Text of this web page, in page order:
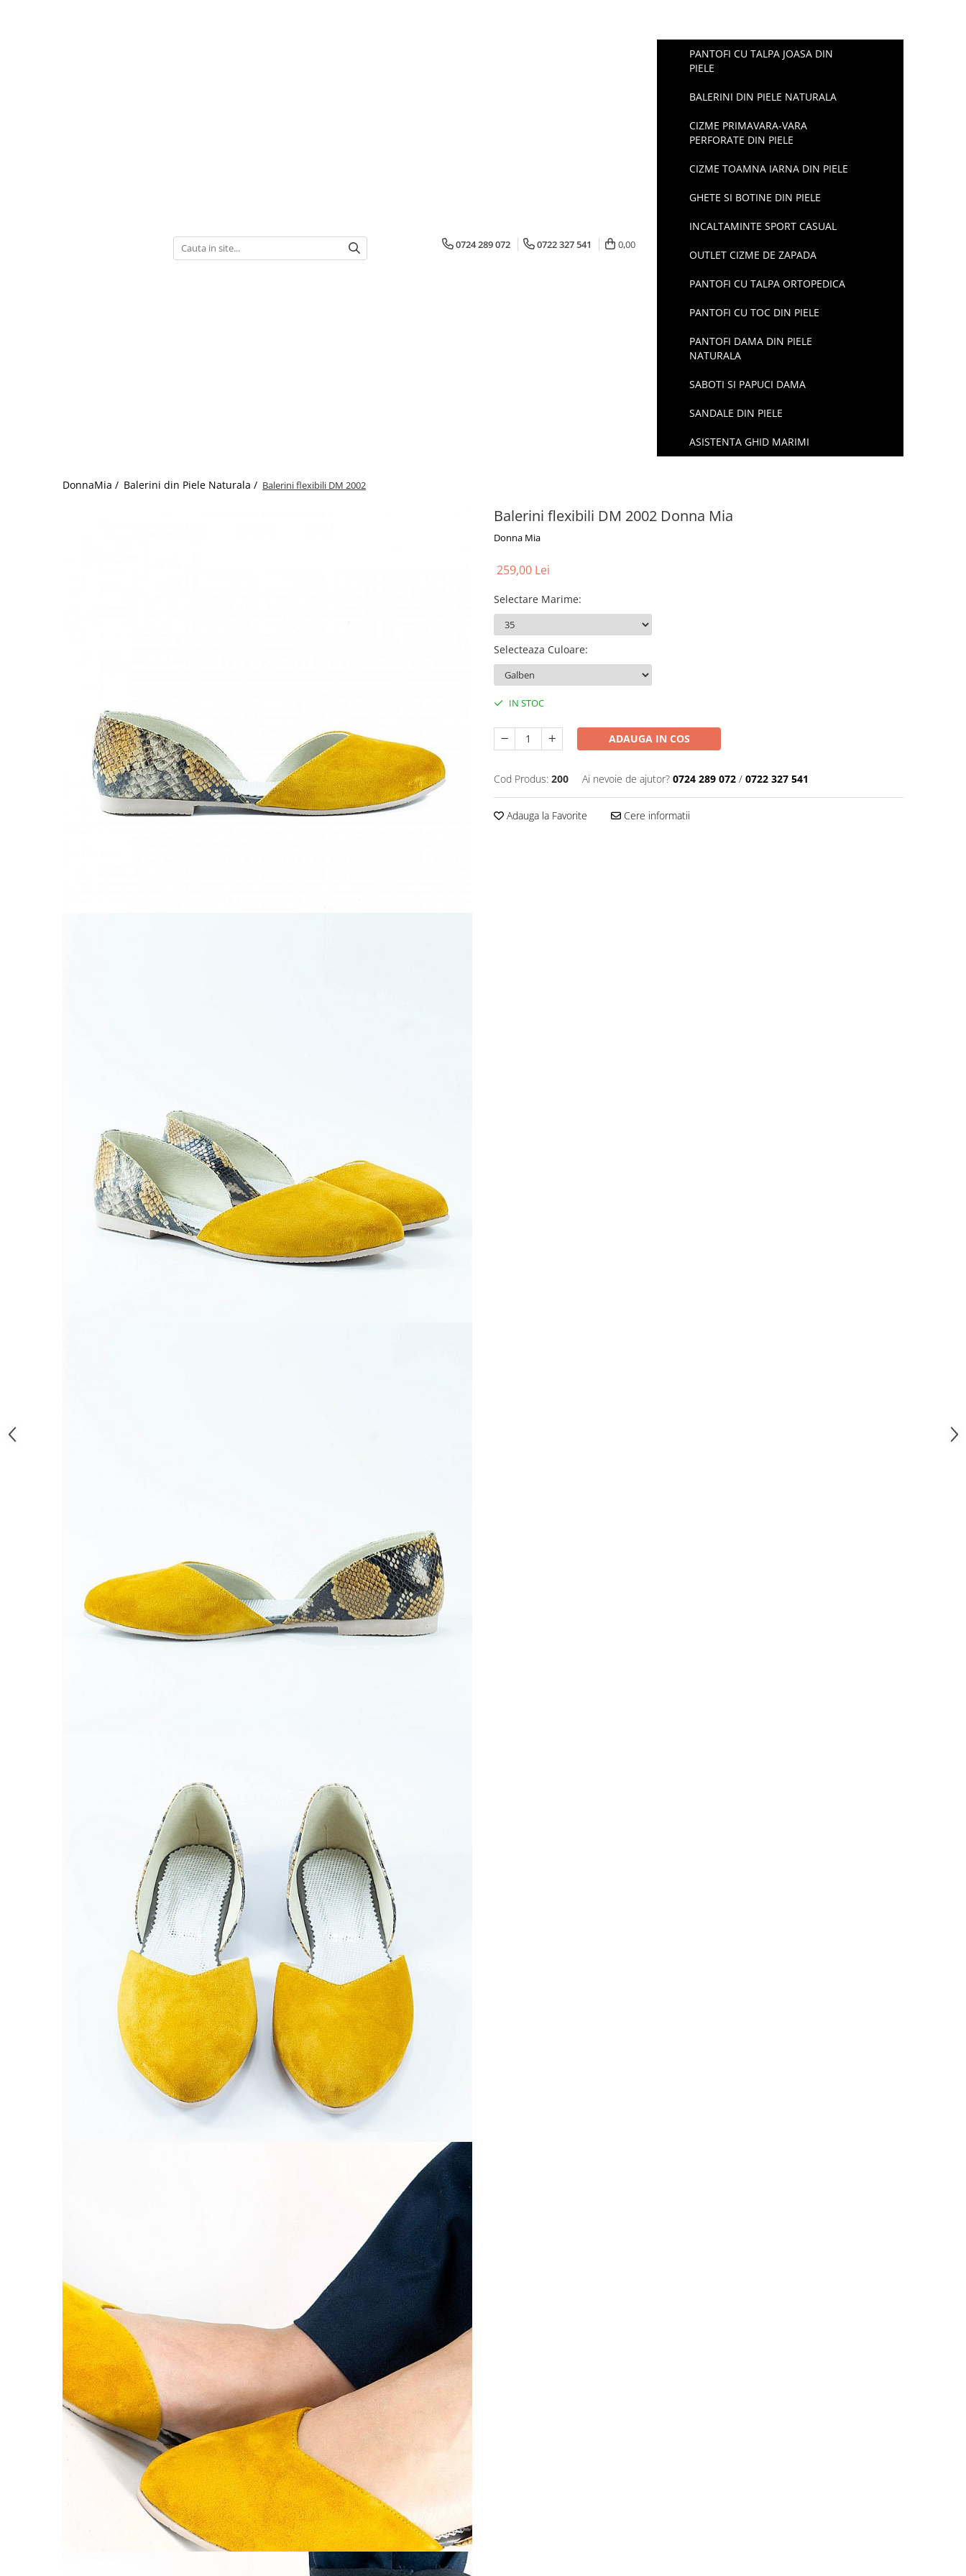
0724 289 072 0722 327 541 0,00
PANTOFI CU TALPA JOASA DIN
PIELE
BALERINI DIN PIELE NATURALA
CIZME PRIMAVARA-VARA
PERFORATE DIN PIELE
CIZME TOAMNA IARNA DIN PIELE
GHETE SI BOTINE DIN PIELE
INCALTAMINTE SPORT CASUAL
OUTLET CIZME DE ZAPADA
PANTOFI CU TALPA ORTOPEDICA
PANTOFI CU TOC DIN PIELE
PANTOFI DAMA DIN PIELE
NATURALA
SABOTI SI PAPUCI DAMA
SANDALE DIN PIELE
ASISTENTA GHID MARIMI
DonnaMia / Balerini din Piele Naturala / Balerini flexibili DM 2002
Balerini flexibili DM 2002 Donna Mia
Donna Mia
259,00 Lei
Selectare Marime:
Selecteaza Culoare:
IN STOC
ADAUGA IN COS
Cod Produs: 200 Ai nevoie de ajutor? 0724 289 072 / 0722 327 541
Adauga la Favorite Cere informatii